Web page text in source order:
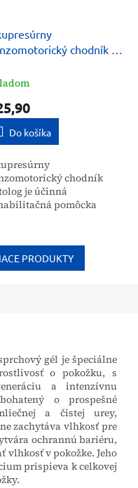
chodník na
Do košíka
chodník
je účinná
pomôcka
bodov.
používaním
znižovať...
PRODUKTY
gél je špeciálne
o pokožku, s
a intenzívnu
o prospešné
a čistej urey,
zachytáva vlhkosť pre
ochrannú bariéru,
v pokožke. Jeho
prispieva k celkovej